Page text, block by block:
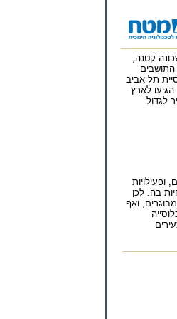
שכונה קטנה,
התושבים
מאז הלכה אוכלוסיית תל-אביב
סמוכות. רק כעבור כ-30 שנים, כאשר הגיעו לארץ
לגדול
ופעילויות
בה. לכן
ואף